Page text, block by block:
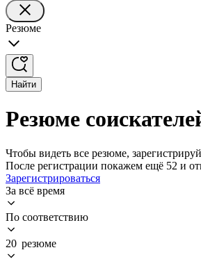
Резюме
Найти
Резюме
Чтобы видеть все резюме,
После регистрации покажем ещё 52 и
Зарегистрироваться
За всё время
По соответствию
20 резюме